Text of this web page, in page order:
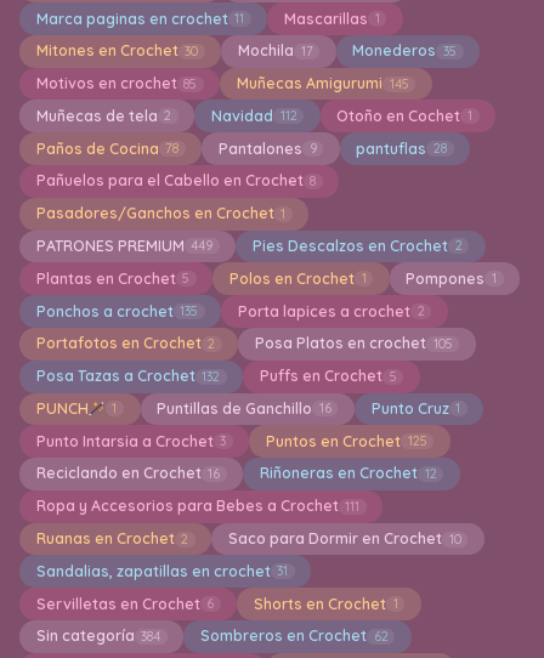
Marca paginas en crochet 11 Mascarillas 1
Mitones en Crochet 30 Mochila 17 Monederos 35
Motivos en crochet 85 Muñecas Amigurumi 145
Muñecas de tela 2 Navidad 112 Otoño en Cochet 1
Paños de Cocina 78 Pantalones 9 pantuflas 28
Pañuelos para el Cabello en Crochet 8
Pasadores/Ganchos en Crochet 1
PATRONES PREMIUM 449 Pies Descalzos en Crochet 2
Plantas en Crochet 5 Polos en Crochet 1 Pompones 1
Ponchos a crochet 135 Porta lapices a crochet 2
Portafotos en Crochet 2 Posa Platos en crochet 105
Posa Tazas a Crochet 132 Puffs en Crochet 5
PUNCH 1 Puntillas de Ganchillo 16 Punto Cruz 1
Punto Intarsia a Crochet 3 Puntos en Crochet 125
Reciclando en Crochet 16 Riñoneras en Crochet 12
Ropa y Accesorios para Bebes a Crochet 111
Ruanas en Crochet 2 Saco para Dormir en Crochet 10
Sandalias, zapatillas en crochet 31
Servilletas en Crochet 6 Shorts en Crochet 1
Sin categoría 384 Sombreros en Crochet 62